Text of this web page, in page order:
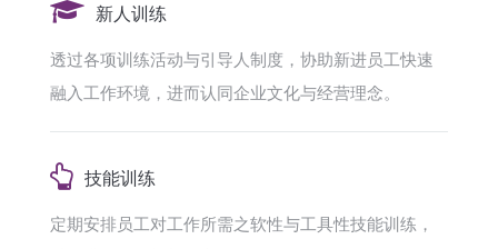
新人训练
透过各项训练活动与引导人制度，协助新进员工快速
融入工作环境，进而认同企业文化与经营理念。
技能训练
定期安排员工对工作所需之软性与工具性技能训练，